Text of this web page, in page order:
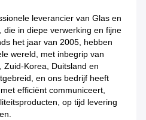
leverancier van Glas en
die in diepe verwerking en fijne
het jaar van 2005, hebben
wereld, met inbegrip van
Zuid-Korea, Duitsland en
en ons bedrijf heeft
efficiënt communiceert,
op tijd levering